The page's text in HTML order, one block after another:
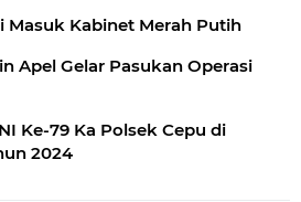
Masuk Kabinet Merah Putih
Apel Gelar Pasukan Operasi
Ke-79 Ka Polsek Cepu di
2024